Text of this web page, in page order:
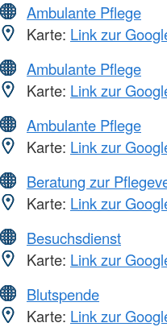
Ambulante Pflege
Karte: Link zur
Ambulante Pflege
Karte: Link zur
Ambulante Pflege
Karte: Link zur
Beratung zur
Karte: Link zur
Besuchsdienst
Karte: Link zur
Blutspende
Karte: Link zur